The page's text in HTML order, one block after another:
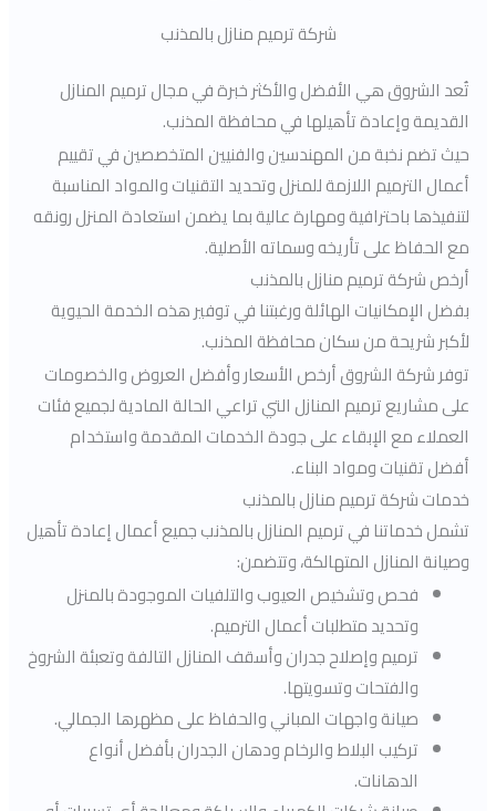
شركة ترميم منازل بالمذنب
تُعد الشروق هي الأفضل والأكثر خبرة في مجال ترميم المنازل
القديمة وإعادة تأهيلها في محافظة المذنب.
حيث تضم نخبة من المهندسين والفنيين المتخصصين في تقييم
أعمال الترميم اللازمة للمنزل وتحديد التقنيات والمواد المناسبة
لتنفيذها باحترافية ومهارة عالية بما يضمن استعادة المنزل رونقه
مع الحفاظ على تأريخه وسماته الأصلية.
أرخص شركة ترميم منازل بالمذنب
بفضل الإمكانيات الهائلة ورغبتنا في توفير هذه الخدمة الحيوية
لأكبر شريحة من سكان محافظة المذنب.
توفر شركة الشروق أرخص الأسعار وأفضل العروض والخصومات
على مشاريع ترميم المنازل التي تراعي الحالة المادية لجميع فئات
العملاء مع الإبقاء على جودة الخدمات المقدمة واستخدام
أفضل تقنيات ومواد البناء.
خدمات شركة ترميم منازل بالمذنب
تشمل خدماتنا في ترميم المنازل بالمذنب جميع أعمال إعادة تأهيل
وصيانة المنازل المتهالكة، وتتضمن:
فحص وتشخيص العيوب والتلفيات الموجودة بالمنزل
وتحديد متطلبات أعمال الترميم.
ترميم وإصلاح جدران وأسقف المنازل التالفة وتعبئة الشروخ
والفتحات وتسويتها.
صيانة واجهات المباني والحفاظ على مظهرها الجمالي.
تركيب البلاط والرخام ودهان الجدران بأفضل أنواع
الدهانات.